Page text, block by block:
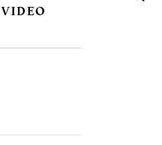
VIDEO